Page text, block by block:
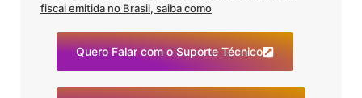
fiscal emitida no Brasil, saiba como
Quero Falar com o Suporte Técnico